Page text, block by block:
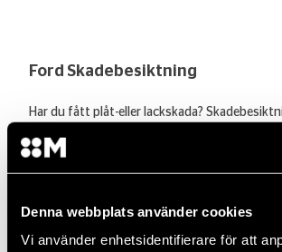
Denna webbplats använder cookies
Vi använder enhetsidentifierare för att
Ford Skadebesiktning
Har du fått plåt-eller lackskada?
halvtimma och utförs av vår skadetekniker
med dig går igenom skadorna på bilen.
Alla försäkringsbolag
Läs mer